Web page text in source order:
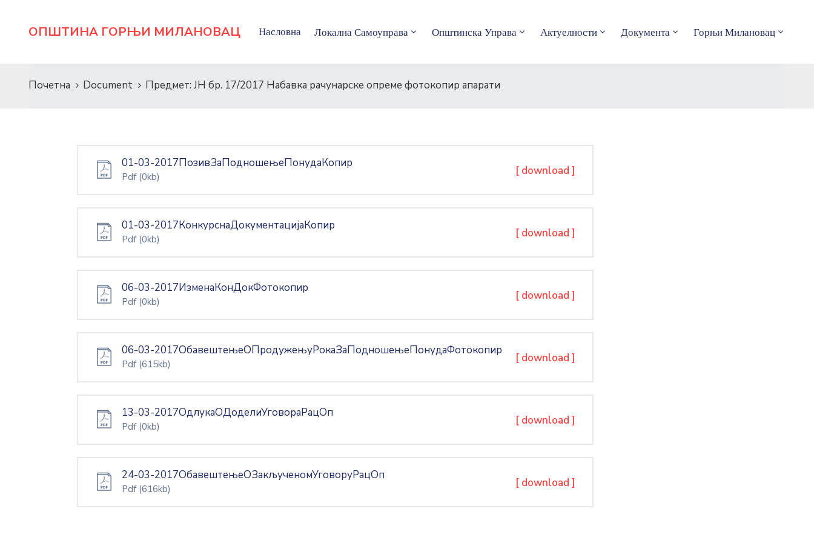
ОПШТИНА ГОРЊИ МИЛАНОВАЦ Насловна Локална Самоуправа Општинска Управа Актуелности Документа Горњи Милановац
Почетна Document Предмет: ЈН бр. 17/2017 Набавка рачунарске опреме фотокопир апарати
01-03-2017ПозивЗаПодношењеПонудаКопир
Pdf (0kb) [ download ]
01-03-2017КонкурснаДокументацијаКопир
Pdf (0kb) [ download ]
06-03-2017ИзменаКонДокФотокопир
Pdf (0kb) [ download ]
06-03-2017ОбавештењеОПродужењуРокаЗаПодношењеПонудаФотокопир
Pdf (615kb) [ download ]
13-03-2017ОдлукаОДоделиУговораРацОп
Pdf (0kb) [ download ]
24-03-2017ОбавештењеОЗакљученомУговоруРацОп
Pdf (616kb) [ download ]